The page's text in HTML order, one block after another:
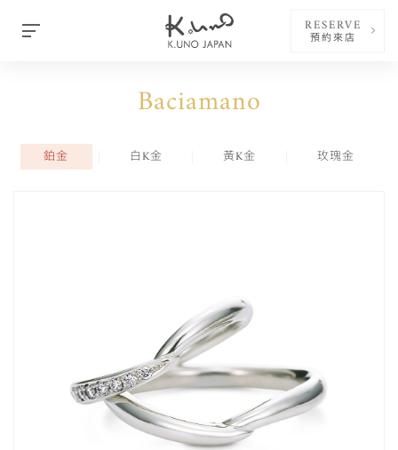
RESERVE
預約來店
Baciamano
鉑金 白K金 黃K金 玫瑰金